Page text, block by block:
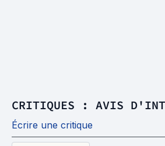
CRITIQUES : AVIS
Écrire une critique